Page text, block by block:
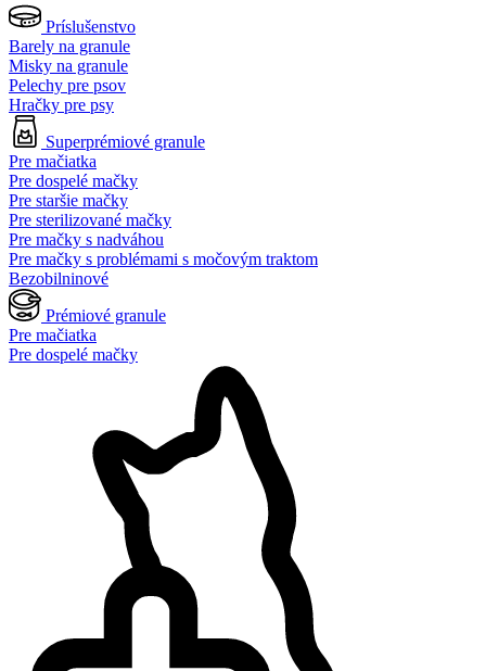
Príslušenstvo
Barely na granule
Misky na granule
Pelechy pre psov
Hračky pre psy
Superprémiové granule
Pre mačiatka
Pre dospelé mačky
Pre staršie mačky
Pre sterilizované mačky
Pre mačky s nadváhou
Pre mačky s problémami s močovým traktom
Bezobilninové
Prémiové granule
Pre mačiatka
Pre dospelé mačky